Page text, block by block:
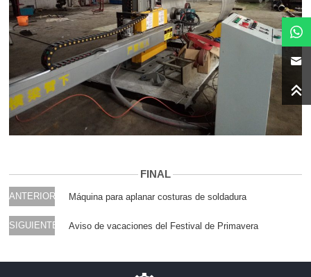
FINAL
ANTERIOR Máquina para aplanar costuras de soldadura
SIGUIENTE Aviso de vacaciones del Festival de Primavera